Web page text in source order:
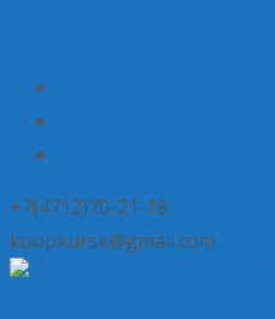
+7(4712)70-21-18
koopkursk@gmail.com